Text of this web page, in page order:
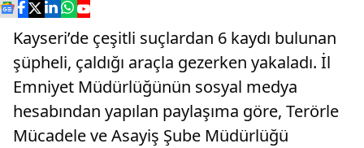
Kayseri’de çeşitli suçlardan 6 kaydı bulunan
şüpheli, çaldığı araçla gezerken yakaladı. İl
Emniyet Müdürlüğünün sosyal medya
hesabından yapılan paylaşıma göre, Terörle
Mücadele ve Asayiş Şube Müdürlüğü